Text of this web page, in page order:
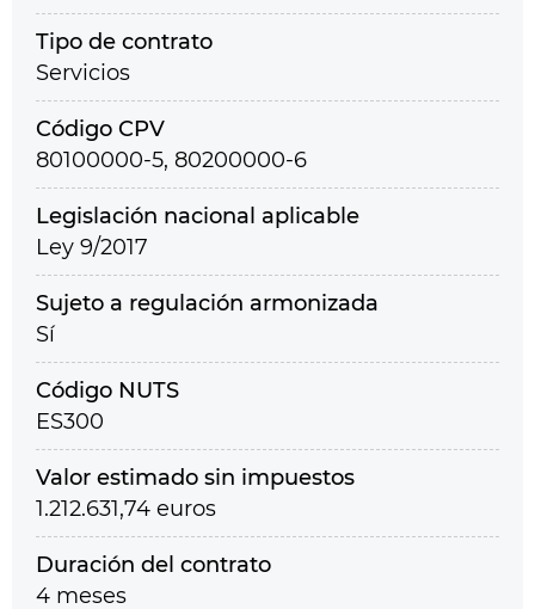
Tipo de contrato
Servicios
Código CPV
80100000-5, 80200000-6
Legislación nacional aplicable
Ley 9/2017
Sujeto a regulación armonizada
Sí
Código NUTS
ES300
Valor estimado sin impuestos
1.212.631,74 euros
Duración del contrato
4 meses